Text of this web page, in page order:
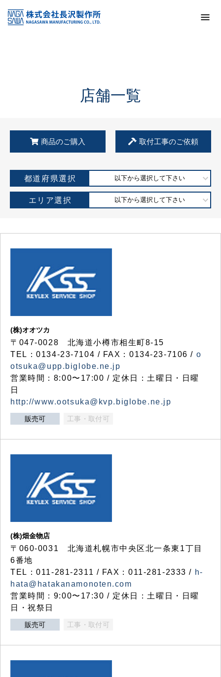
KSS加盟店・取扱店情報
店舗一覧
店舗一覧
商品のご購入 取付工事のご依頼
都道府県選択 以下から選択して下さい
エリア選択 以下から選択して下さい
(株)オオツカ
〒047-0028 北海道小樽市相生町8-15
TEL：0134-23-7104 / FAX：0134-23-7106 / o
otsuka@upp.biglobe.ne.jp
営業時間：8:00〜17:00 / 定休日：土曜日・日曜
日
http://www.ootsuka@kvp.biglobe.ne.jp
販売可 工事・取付可
(株)畑金物店
〒060-0031 北海道札幌市中央区北一条東1丁目
6番地
TEL：011-281-2311 / FAX：011-281-2333 / h-
hata@hatakanamonoten.com
営業時間：9:00〜17:30 / 定休日：土曜日・日曜
日・祝祭日
販売可 工事・取付可